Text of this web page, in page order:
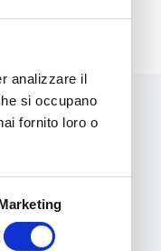
analizzare il
si occupano
fornito loro o